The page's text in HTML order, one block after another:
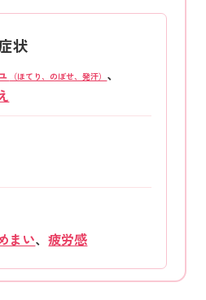
状
（ほてり、のぼせ、発汗） 、
まい、疲労感